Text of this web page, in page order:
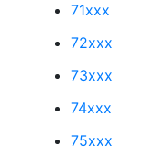
71xxx
72xxx
73xxx
74xxx
75xxx